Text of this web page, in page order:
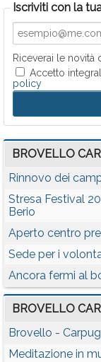
Iscriviti con la
Riceverai le novità
Accetto
policy
BROVELLO
Rinnovo dei
Stresa Festival
Berio
Aperto centro
Sede per i
Ancora fermi al
BROVELLO
Brovello -
Meditazione in